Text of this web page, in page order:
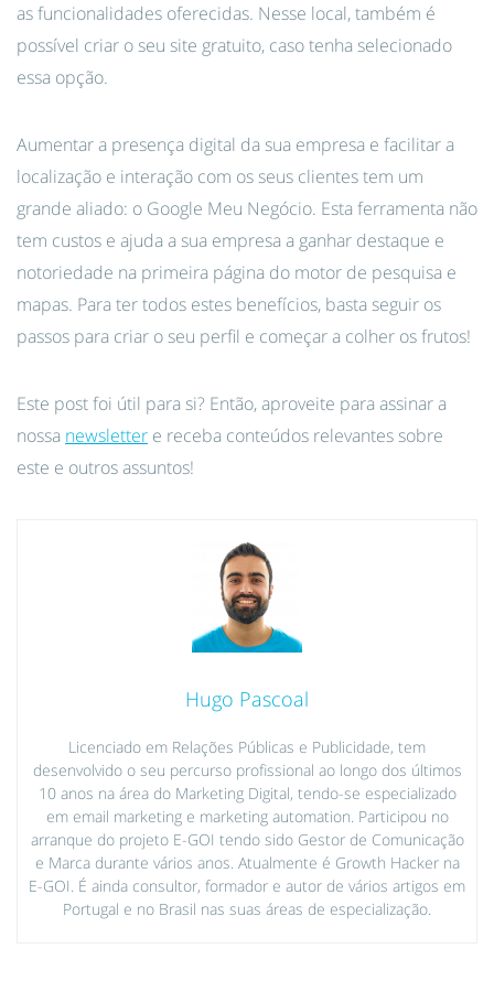
as funcionalidades oferecidas. Nesse local, também é
possível criar o seu site gratuito, caso tenha selecionado
essa opção.
Aumentar a presença digital da sua empresa e facilitar a
localização e interação com os seus clientes tem um
grande aliado: o Google Meu Negócio. Esta ferramenta não
tem custos e ajuda a sua empresa a ganhar destaque e
notoriedade na primeira página do motor de pesquisa e
mapas. Para ter todos estes benefícios, basta seguir os
passos para criar o seu perfil e começar a colher os frutos!
Este post foi útil para si? Então, aproveite para assinar a
nossa newsletter e receba conteúdos relevantes sobre
este e outros assuntos!
Hugo Pascoal
Licenciado em Relações Públicas e Publicidade, tem
desenvolvido o seu percurso profissional ao longo dos últimos
10 anos na área do Marketing Digital, tendo-se especializado
em email marketing e marketing automation. Participou no
arranque do projeto E-GOI tendo sido Gestor de Comunicação
e Marca durante vários anos. Atualmente é Growth Hacker na
E-GOI. É ainda consultor, formador e autor de vários artigos em
Portugal e no Brasil nas suas áreas de especialização.